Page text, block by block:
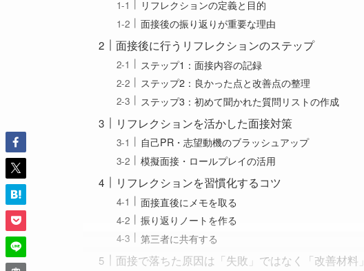
リフレクションの定義と目的
面接後の振り返りが重要な理由
面接後に行うリフレクションのステップ
ステップ1：面接内容の記録
ステップ2：良かった点と改善点の整理
ステップ3：初めて聞かれた質問リストの作成
リフレクションを活かした面接対策
自己PR・志望動機のブラッシュアップ
模擬面接・ロールプレイの活用
リフレクションを習慣化するコツ
面接直後にメモを取る
振り返りノートを作る
第三者に共有する
面接で落ちた原因は「失敗」ではなく「改善材料」